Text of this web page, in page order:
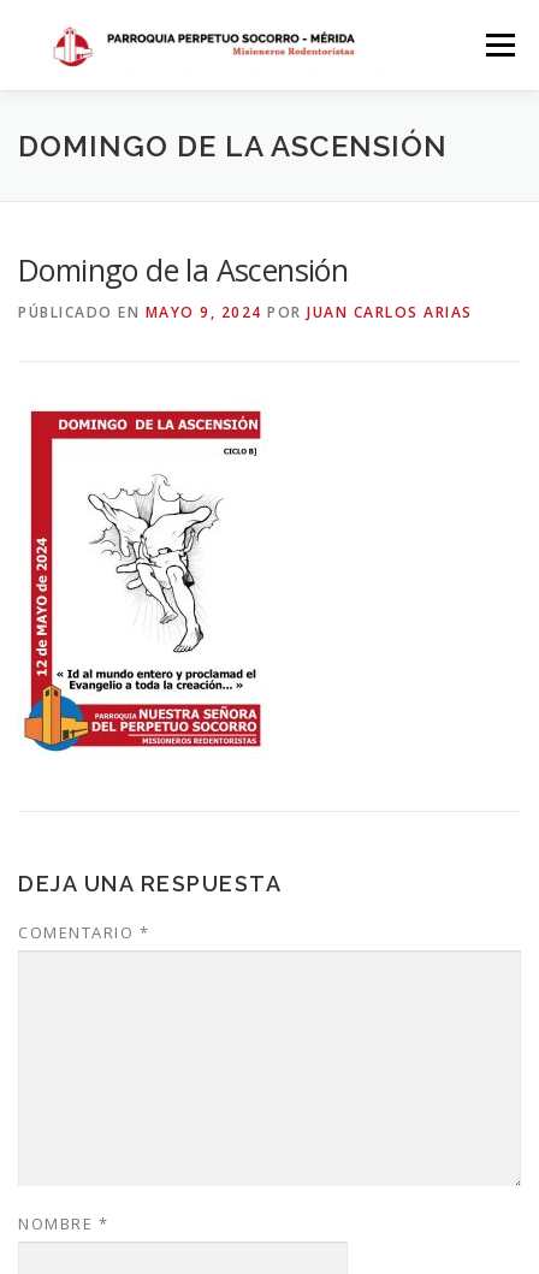
contenido
Menú
INICIO DÓNDE ESTAMOS HISTORIA
SACRAMENTOS CALENDARIO PARROQUIAL 2024
DOMINGO DE LA ASCENSIÓN
Domingo de la Ascensión
PÚBLICADO EN MAYO 9, 2024 POR JUAN CARLOS ARIAS
DEJA UNA RESPUESTA
COMENTARIO *
NOMBRE *